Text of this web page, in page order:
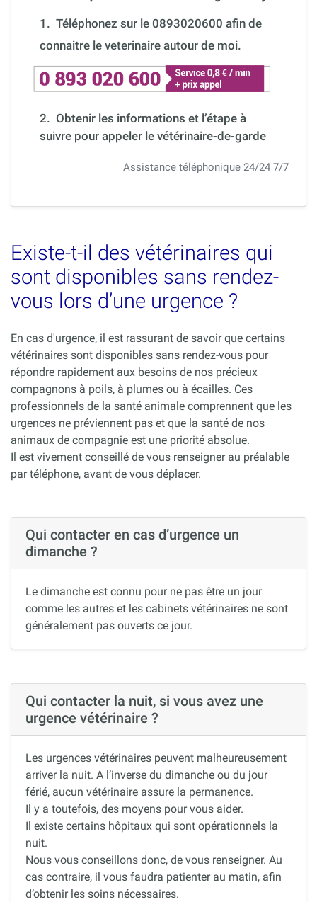
1. Téléphonez sur le 0893020600 afin de
connaitre le veterinaire autour de moi.
2. Obtenir les informations et l’étape à
suivre pour appeler le vétérinaire-de-garde
Assistance téléphonique 24/24 7/7
Existe-t-il des vétérinaires qui
sont disponibles sans rendez-
vous lors d’une urgence ?
En cas d'urgence, il est rassurant de savoir que certains
vétérinaires sont disponibles sans rendez-vous pour
répondre rapidement aux besoins de nos précieux
compagnons à poils, à plumes ou à écailles. Ces
professionnels de la santé animale comprennent que les
urgences ne préviennent pas et que la santé de nos
animaux de compagnie est une priorité absolue.
Il est vivement conseillé de vous renseigner au préalable
par téléphone, avant de vous déplacer.
Qui contacter en cas d’urgence un
dimanche ?
Le dimanche est connu pour ne pas être un jour
comme les autres et les cabinets vétérinaires ne sont
généralement pas ouverts ce jour.
Qui contacter la nuit, si vous avez une
urgence vétérinaire ?
Les urgences vétérinaires peuvent malheureusement
arriver la nuit. A l’inverse du dimanche ou du jour
férié, aucun vétérinaire assure la permanence.
Il y a toutefois, des moyens pour vous aider.
Il existe certains hôpitaux qui sont opérationnels la
nuit.
Nous vous conseillons donc, de vous renseigner. Au
cas contraire, il vous faudra patienter au matin, afin
d’obtenir les soins nécessaires.